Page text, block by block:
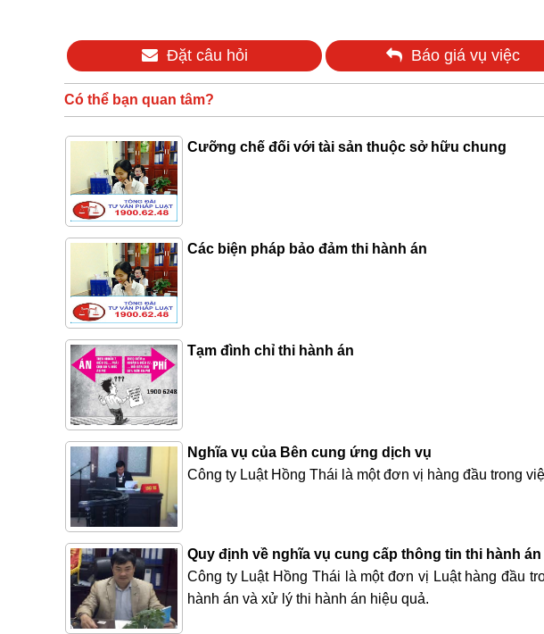
Đặt câu hỏi Báo giá vụ việc
Có thể bạn quan tâm?
Cưỡng chế đối với tài sản thuộc sở hữu chung
Các biện pháp bảo đảm thi hành án
Tạm đình chỉ thi hành án
Nghĩa vụ của Bên cung ứng dịch vụ
Công ty Luật Hồng Thái là một đơn vị hàng đầu trong
Quy định về nghĩa vụ cung cấp thông tin thi hành án
Công ty Luật Hồng Thái là một đơn vị Luật hàng đầu
hành án và xử lý thi hành án hiệu quả.